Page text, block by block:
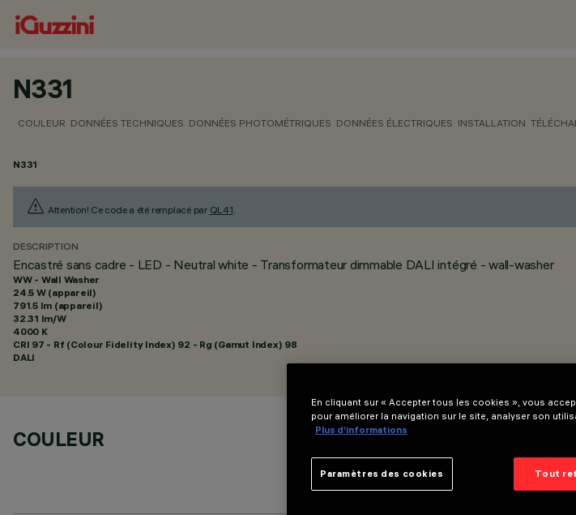
N331
COULEUR DONNÉES TECHNIQUES DONNÉES PHOTOMÉTRIQUES DONNÉES ÉLECTRIQUES INSTALLATION
N331
Attention! Ce code a été remplacé par QL41.
DESCRIPTION
Encastré sans cadre - LED - Neutral white - Transformateur dimmable DALI intégré - wall-washer
WW - Wall Washer
24.5 W (appareil)
791.5 lm (appareil)
32.31 lm/W
4000 K
CRI 97 - Rf (Colour Fidelity Index) 92 - Rg (Gamut Index) 98
DALI
COULEUR
En cliquant sur « Accepter tous les cookies », vous
pour améliorer la navigation sur le site, analyser son
Plus d’informations
Tout
Paramètres des cookies